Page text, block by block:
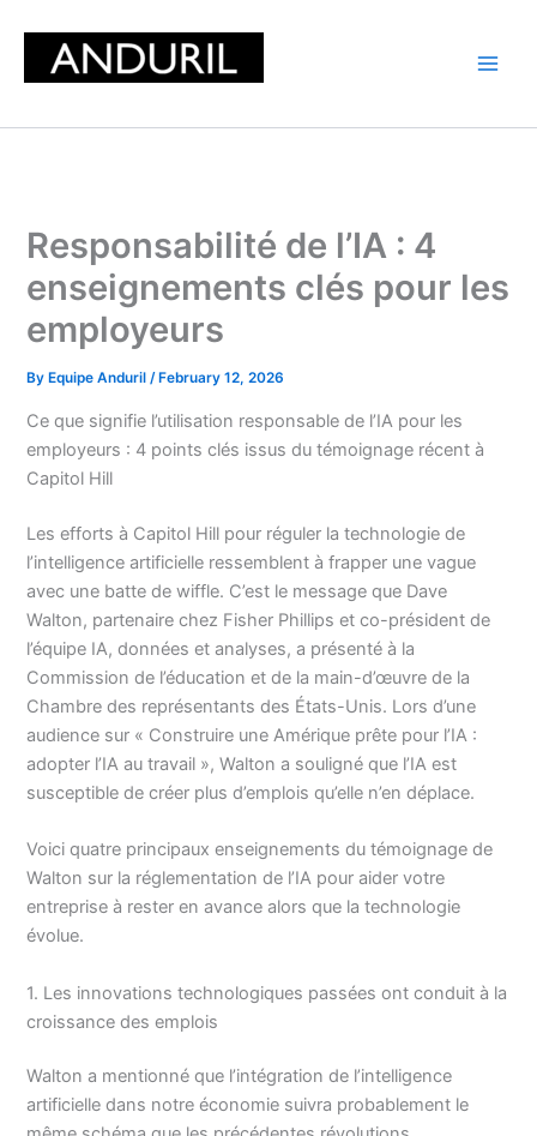
content
Responsabilité de l’IA : 4
enseignements clés pour les
employeurs
By Equipe Anduril/ February 12, 2026
Ce que signifie l’utilisation responsable de l’IA pour les
employeurs : 4 points clés issus du témoignage récent à
Capitol Hill
Les efforts à Capitol Hill pour réguler la technologie de
l’intelligence artificielle ressemblent à frapper une vague
avec une batte de wiffle. C’est le message que Dave
Walton, partenaire chez Fisher Phillips et co-président de
l’équipe IA, données et analyses, a présenté à la
Commission de l’éducation et de la main-d’œuvre de la
Chambre des représentants des États-Unis. Lors d’une
audience sur « Construire une Amérique prête pour l’IA :
adopter l’IA au travail », Walton a souligné que l’IA est
susceptible de créer plus d’emplois qu’elle n’en déplace.
Voici quatre principaux enseignements du témoignage de
Walton sur la réglementation de l’IA pour aider votre
entreprise à rester en avance alors que la technologie
évolue.
1. Les innovations technologiques passées ont conduit à la
croissance des emplois
Walton a mentionné que l’intégration de l’intelligence
artificielle dans notre économie suivra probablement le